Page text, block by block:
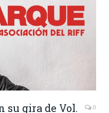
su gira de Vol.
0